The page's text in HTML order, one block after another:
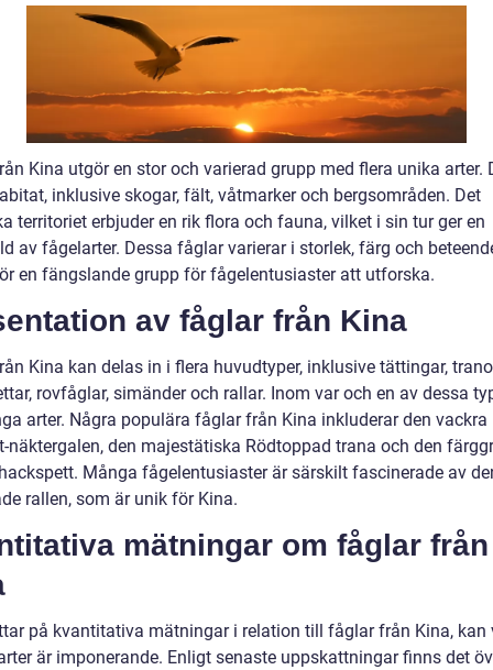
Kina utgör en stor och varierad grupp med flera unika arter.
inklusive skogar, fält, våtmarker och bergsområden. Det
territoriet erbjuder en rik flora och fauna, vilket i sin tur ger en
av fågelarter. Dessa fåglar varierar i storlek, färg och
en fängslande grupp för fågelentusiaster att utforska.
av fåglar från Kina
Kina kan delas in i flera huvudtyper, inklusive tättingar,
rovfåglar, simänder och rallar. Inom var och en av dessa
arter. Några populära fåglar från Kina inkluderar den vackra
näktergalen, den majestätiska Rödtoppad trana och den
Många fågelentusiaster är särskilt fascinerade av
rallen, som är unik för Kina.
mätningar om fåglar från
på kvantitativa mätningar i relation till fåglar från Kina, kan
är imponerande. Enligt senaste uppskattningar finns det